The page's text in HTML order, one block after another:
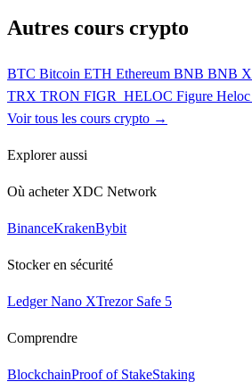
Autres cours crypto
BTC Bitcoin ETH Ethereum BNB BNB
TRX TRON FIGR_HELOC Figure Heloc
Voir tous les cours crypto →
Explorer aussi
Où acheter XDC Network
BinanceKrakenBybit
Stocker en sécurité
Ledger Nano XTrezor Safe 5
Comprendre
BlockchainProof of StakeStaking